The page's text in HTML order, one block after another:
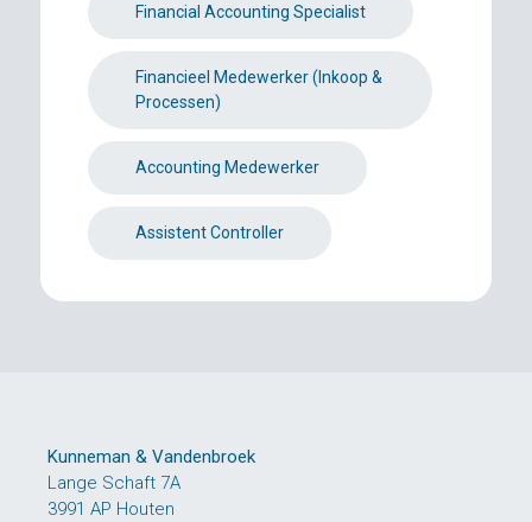
Financial Accounting Specialist
Financieel Medewerker (Inkoop &
Processen)
Accounting Medewerker
Assistent Controller
Kunneman & Vandenbroek
Lange Schaft 7A
3991 AP Houten